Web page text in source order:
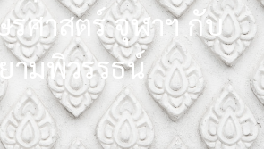
ศาสตร์ จุฬาฯ กับ
ามพิวรรธน์